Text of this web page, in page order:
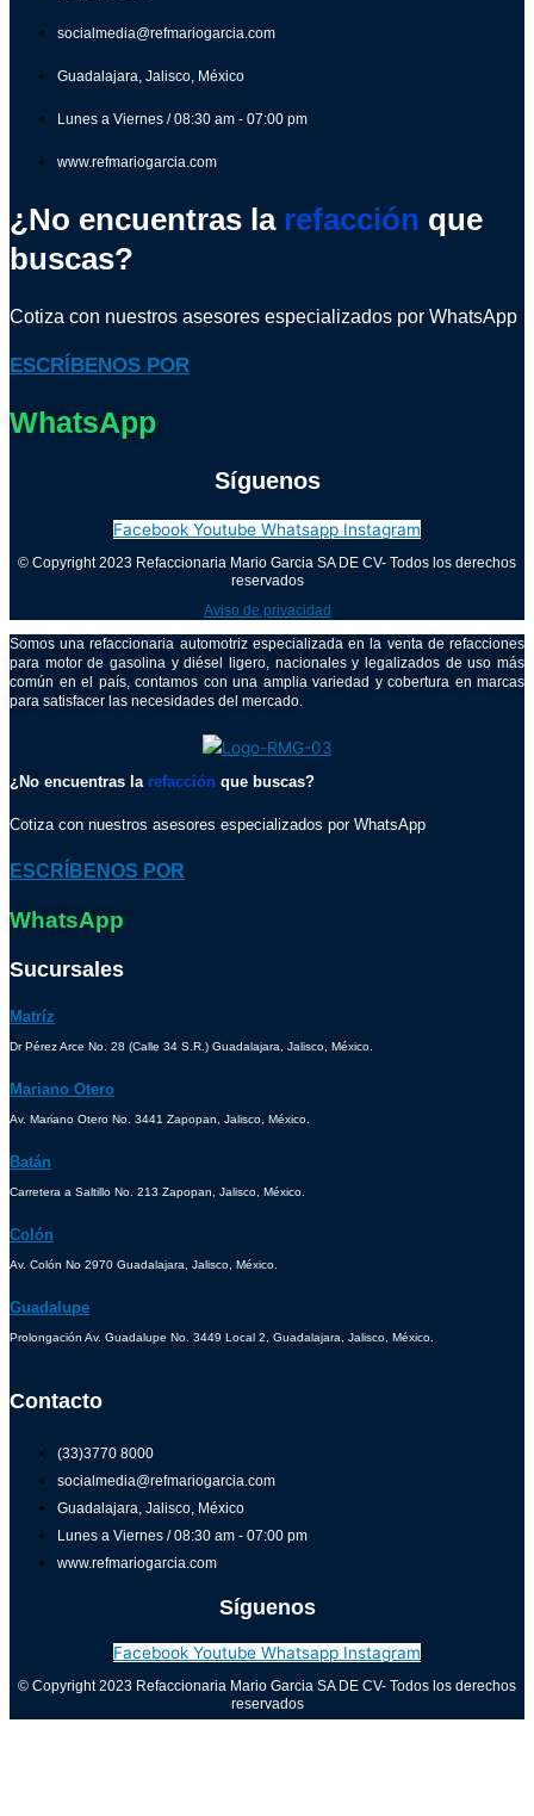
socialmedia@refmariogarcia.com
Guadalajara, Jalisco, México
Lunes a Viernes / 08:30 am - 07:00 pm
www.refmariogarcia.com
¿No encuentras la refacción que
buscas?
Cotiza con nuestros asesores especializados por WhatsApp
ESCRÍBENOS POR
WhatsApp
Síguenos
Facebook Youtube Whatsapp Instagram
© Copyright 2023 Refaccionaria Mario Garcia SA DE CV- Todos los derechos
reservados
Aviso de privacidad
Somos una refaccionaria automotriz especializada en la venta de refacciones
para motor de gasolina y diésel ligero, nacionales y legalizados de uso más
común en el país, contamos con una amplia variedad y cobertura en marcas
para satisfacer las necesidades del mercado.
¿No encuentras la refacción que buscas?
Cotiza con nuestros asesores especializados por WhatsApp
ESCRÍBENOS POR
WhatsApp
Sucursales
Matríz
Dr Pérez Arce No. 28 (Calle 34 S.R.) Guadalajara, Jalisco, México.
Mariano Otero
Av. Mariano Otero No. 3441 Zapopan, Jalisco, México.
Batán
Carretera a Saltillo No. 213 Zapopan, Jalisco, México.
Colón
Av. Colón No 2970 Guadalajara, Jalisco, México.
Guadalupe
Prolongación Av. Guadalupe No. 3449 Local 2, Guadalajara, Jalisco, México.
Contacto
(33)3770 8000
socialmedia@refmariogarcia.com
Guadalajara, Jalisco, México
Lunes a Viernes / 08:30 am - 07:00 pm
www.refmariogarcia.com
Síguenos
Facebook Youtube Whatsapp Instagram
© Copyright 2023 Refaccionaria Mario Garcia SA DE CV- Todos los derechos
reservados